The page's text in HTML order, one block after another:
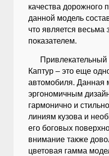
качества дорожного
данной модель
что является весьма
показателем.
Каптур – это еще
автомобиля. Данная
эргономичным
гармонично и
линиям кузова и
его боговых
внимание также
цветовая гамма